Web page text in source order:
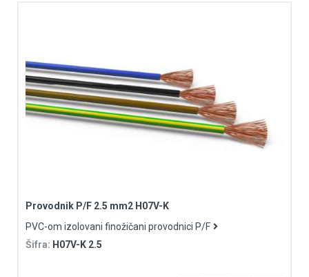
Provodnik P/F 2.5 mm2 H07V-K
PVC-om izolovani finožičani provodnici P/F
Šifra: H07V-K 2.5